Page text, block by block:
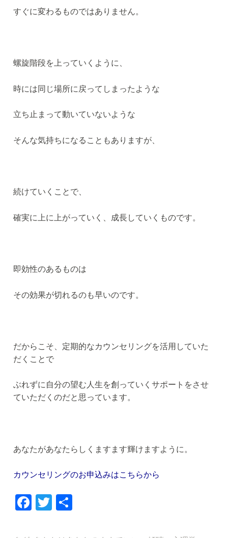
すぐに変わるものではありません。
螺旋階段を上っていくように、
時には同じ場所に戻ってしまったような
立ち止まって動いていないような
そんな気持ちになることもありますが、
続けていくことで、
確実に上に上がっていく、成長していくものです。
即効性のあるものは
その効果が切れるのも早いのです。
だからこそ、定期的なカウンセリングを活用していた
だくことで
ぶれずに自分の望む人生を創っていくサポートをさせ
ていただくのだと思っています。
あなたがあなたらしくますます輝けますように。
カウンセリングのお申込みはこちらから
F
T